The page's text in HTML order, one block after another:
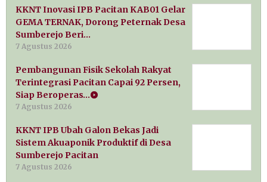
KKNT Inovasi IPB Pacitan KAB01 Gelar
GEMA TERNAK, Dorong Peternak Desa
Sumberejo Beri…
7 Agustus 2026
Pembangunan Fisik Sekolah Rakyat
Terintegrasi Pacitan Capai 92 Persen,
Siap Beroperas…
7 Agustus 2026
KKNT IPB Ubah Galon Bekas Jadi
Sistem Akuaponik Produktif di Desa
Sumberejo Pacitan
7 Agustus 2026